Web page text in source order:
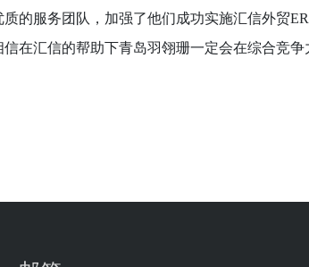
的服务团队，加强了他们成功实施汇信外贸
在汇信的帮助下青岛羽翎珊一定会在综合竞争